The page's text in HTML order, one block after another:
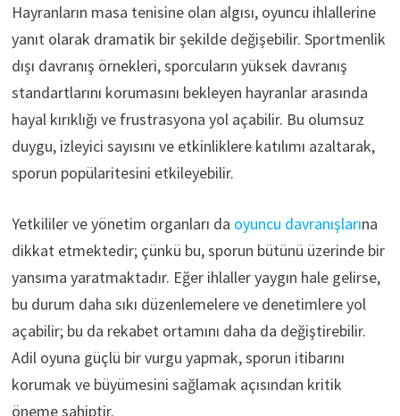
Hayranların masa tenisine olan algısı, oyuncu ihlallerine
yanıt olarak dramatik bir şekilde değişebilir. Sportmenlik
dışı davranış örnekleri, sporcuların yüksek davranış
standartlarını korumasını bekleyen hayranlar arasında
hayal kırıklığı ve frustrasyona yol açabilir. Bu olumsuz
duygu, izleyici sayısını ve etkinliklere katılımı azaltarak,
sporun popülaritesini etkileyebilir.
Yetkililer ve yönetim organları da oyuncu davranışlarına
dikkat etmektedir; çünkü bu, sporun bütünü üzerinde bir
yansıma yaratmaktadır. Eğer ihlaller yaygın hale gelirse,
bu durum daha sıkı düzenlemelere ve denetimlere yol
açabilir; bu da rekabet ortamını daha da değiştirebilir.
Adil oyuna güçlü bir vurgu yapmak, sporun itibarını
korumak ve büyümesini sağlamak açısından kritik
öneme sahiptir.